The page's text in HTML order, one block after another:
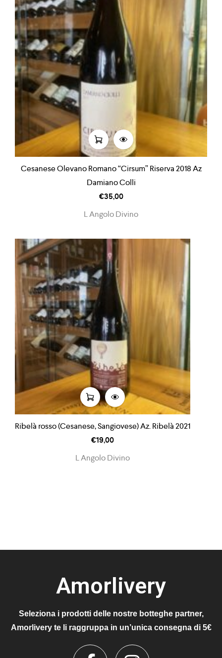
Cesanese Olevano Romano “Cirsum” Riserva 2018 Az
Damiano Colli
€35,00
L Angolo Divino
Ribelà rosso (Cesanese, Sangiovese) Az. Ribelà 2021
€19,00
L Angolo Divino
Amorlivery
Seleziona i prodotti delle nostre botteghe partner,
Amorlivery te li raggruppa in un’unica consegna di 5€